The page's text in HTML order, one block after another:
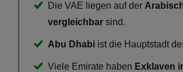
Die VAE liegen auf der
vergleichbar sind.
Abu Dhabi ist die Hauptstadt
Viele Emirate haben Exklaven